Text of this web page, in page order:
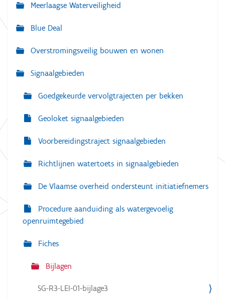
i
g
t
Meerlaagse Waterveiligheid
Blue Deal
Overstromingsveilig bouwen en wonen
Signaalgebieden
Goedgekeurde vervolgtrajecten per bekken
Geoloket signaalgebieden
Voorbereidingstraject signaalgebieden
Richtlijnen watertoets in signaalgebieden
De Vlaamse overheid ondersteunt initiatiefnemers
Procedure aanduiding als watergevoelig
openruimtegebied
Fiches
Bijlagen
SG-R3-LEI-01-bijlage3